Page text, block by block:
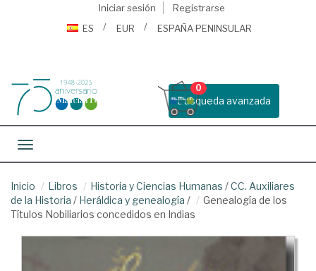
Iniciar sesión
Registrarse
ES
EUR ESPAÑA PENINSULAR
Busqueda avanzada
0
Toggle navigation
Inicio Libros Historia y Ciencias Humanas /CC. Auxiliares
de la Historia / Heráldica y genealogía /
Genealogía de los
Títulos Nobiliarios concedidos en Indias